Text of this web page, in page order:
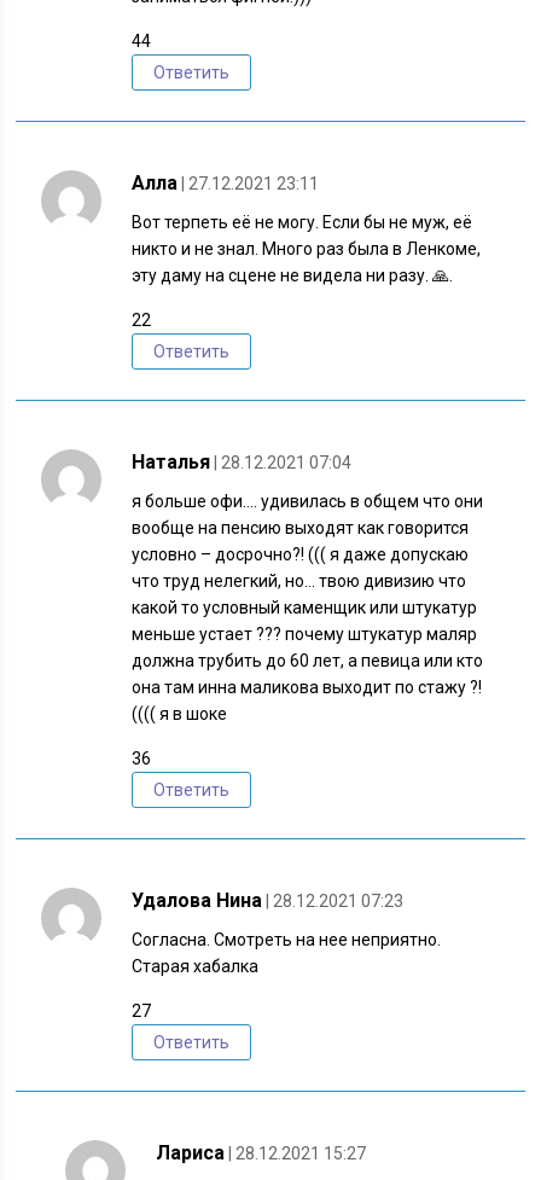
44
Ответить
Алла
| 27.12.2021 23:11
Вот терпеть её не могу. Если бы не муж, её
никто и не знал. Много раз была в Ленкоме,
эту даму на сцене не видела ни разу. 🙏.
22
Ответить
Наталья
| 28.12.2021 07:04
я больше офи…. удивилась в общем что они
вообще на пенсию выходят как говорится
условно – досрочно?! ((( я даже допускаю
что труд нелегкий, но… твою дивизию что
какой то условный каменщик или штукатур
меньше устает ??? почему штукатур маляр
должна трубить до 60 лет, а певица или кто
она там инна маликова выходит по стажу ?!
(((( я в шоке
36
Ответить
Удалова Нина
| 28.12.2021 07:23
Согласна. Смотреть на нее неприятно.
Старая хабалка
27
Ответить
Лариса
| 28.12.2021 15:27